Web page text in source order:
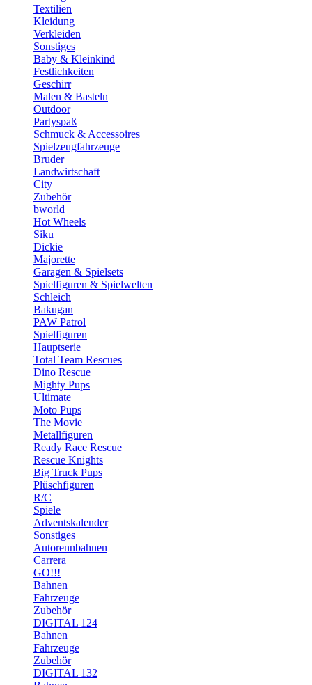
Textilien
Kleidung
Verkleiden
Sonstiges
Baby & Kleinkind
Festlichkeiten
Geschirr
Malen & Basteln
Outdoor
Partyspaß
Schmuck & Accessoires
Spielzeugfahrzeuge
Bruder
Landwirtschaft
City
Zubehör
bworld
Hot Wheels
Siku
Dickie
Majorette
Garagen & Spielsets
Spielfiguren & Spielwelten
Schleich
Bakugan
PAW Patrol
Spielfiguren
Hauptserie
Total Team Rescues
Dino Rescue
Mighty Pups
Ultimate
Moto Pups
The Movie
Metallfiguren
Ready Race Rescue
Rescue Knights
Big Truck Pups
Plüschfiguren
R/C
Spiele
Adventskalender
Sonstiges
Autorennbahnen
Carrera
GO!!!
Bahnen
Fahrzeuge
Zubehör
DIGITAL 124
Bahnen
Fahrzeuge
Zubehör
DIGITAL 132